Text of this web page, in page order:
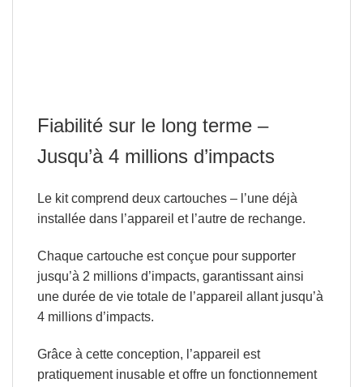
Fiabilité sur le long terme –
Jusqu’à 4 millions d’impacts
Le kit comprend deux cartouches – l’une déjà
installée dans l’appareil et l’autre de rechange.
Chaque cartouche est conçue pour supporter
jusqu’à 2 millions d’impacts, garantissant ainsi
une durée de vie totale de l’appareil allant jusqu’à
4 millions d’impacts.
Grâce à cette conception, l’appareil est
pratiquement inusable et offre un fonctionnement